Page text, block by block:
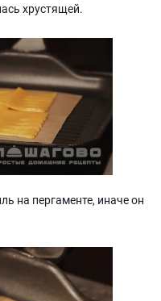
хрустящей.
на пергаменте, иначе он